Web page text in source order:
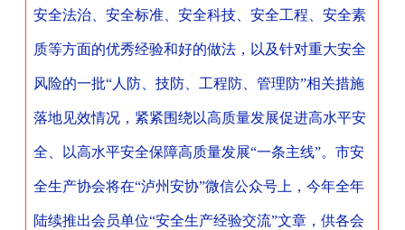
安全法治、安全标准、安全科技、安全工程、安全素
质等方面的优秀经验和好的做法，以及针对重大安全
风险的一批“人防、技防、工程防、管理防”相关措施
落地见效情况， 紧紧围绕以高质量发展促进高水平安
全、以高水平安全保障高质量发展“一条主线”。市安
全生产协会将在“泸州安协”微信公众号上，今年全年
陆续推出会员单位“安全生产经验交流”文章，供各会